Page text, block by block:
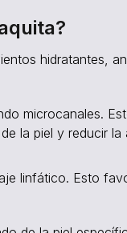
hidratantes,
microcanales.
la piel y reducir la
linfático. Esto